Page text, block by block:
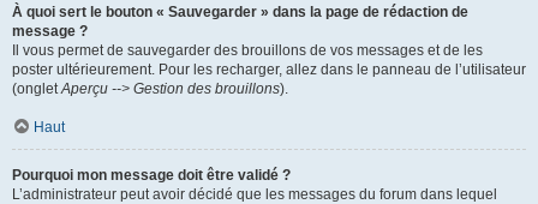
À quoi sert le bouton « Sauvegarder » dans la page de rédaction de
message ?
Il vous permet de sauvegarder des brouillons de vos messages et de les
poster ultérieurement. Pour les recharger, allez dans le panneau de l’utilisateur
(ongletAperçu --> Gestion des brouillons).
Haut
Pourquoi mon message doit être validé ?
L’administrateur peut avoir décidé que les messages du forum dans lequel